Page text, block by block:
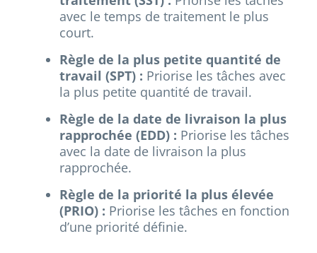
avec le temps de traitement le plus
court.
Règle de la plus petite quantité de
travail (SPT) : Priorise les tâches avec
la plus petite quantité de travail.
Règle de la date de livraison la plus
rapprochée (EDD) : Priorise les tâches
avec la date de livraison la plus
rapprochée.
Règle de la priorité la plus élevée
(PRIO) : Priorise les tâches en fonction
d’une priorité définie.